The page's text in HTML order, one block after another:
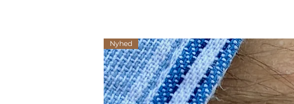
Nyhed